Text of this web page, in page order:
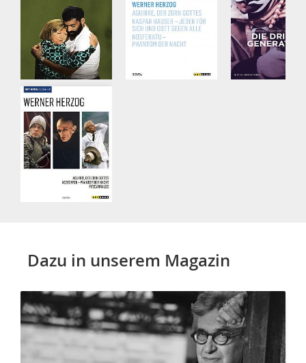
Dazu in unserem Magazin